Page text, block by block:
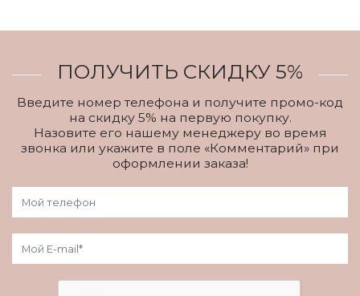
ПОЛУЧИТЬ СКИДКУ 5%
Введите номер телефона и получите промо-код
на скидку 5% на первую покупку.
Назовите его нашему менеджеру во время
звонка или укажите в поле «Комментарий» при
оформлении заказа!